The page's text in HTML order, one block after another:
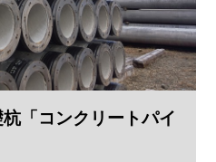
「コンクリートパイ